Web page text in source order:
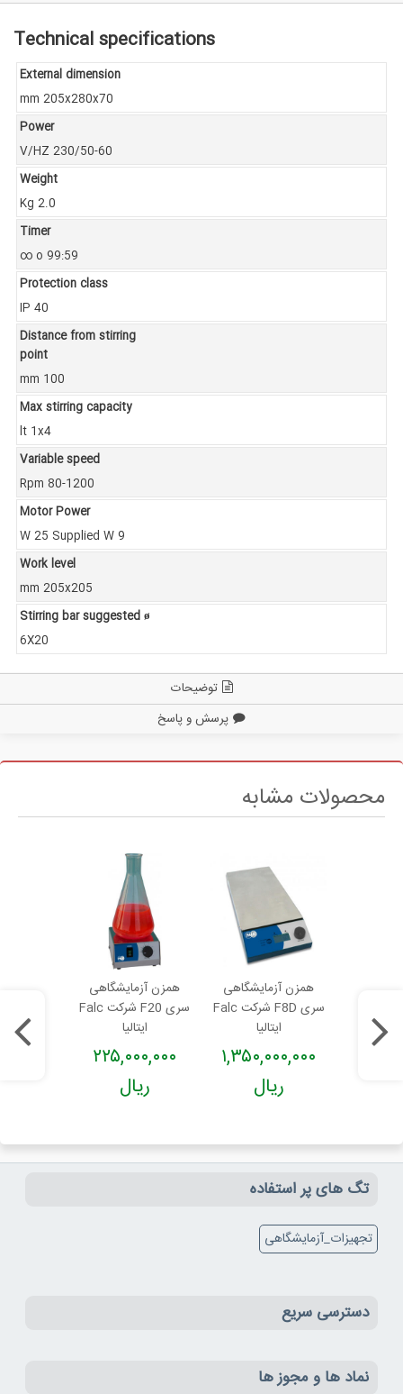
Technical specifications
External dimension
mm 205x280x70
Power
V/HZ 230/50-60
Weight
Kg 2.0
Timer
∞ o 99:59
Protection class
IP 40
Distance from stirring
point
mm 100
Max stirring capacity
lt 1x4
Variable speed
Rpm 80-1200
Motor Power
W 25 Supplied W 9
Work level
mm 205x205
Stirring bar suggested ø
6X20
توضیحات
پرسش و پاسخ
محصولات مشابه
Falc ایتالیا
همزن آزمایشگاهی
سری F20 شرکت Falc
ایتالیا
۲۲۵,۰۰۰,۰۰۰
ریال
همزن آزمایشگاهی
سری F8D شرکت Falc
ایتالیا
۱,۳۵۰,۰۰۰,۰۰۰
ریال
تگ های پر استفاده
تجهیزات_آزمایشگاهی
دسترسی سریع
نماد ها و مجوز ها